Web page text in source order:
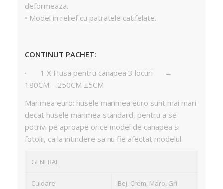
deformeaza.
• Model in relief cu patratele catifelate.
CONTINUT PACHET:
· 1 X Husa pentru canapea 3 locuri →
180CM – 250CM ±5CM
Marimea euro: husele marimea euro sunt mai mari
decat husele marimea standard, pentru a se
potrivi pe aproape orice model de canapea si
fotolii, ca la intindere sa nu fie afectat modelul.
GENERAL
Culoare
Bej, Crem, Maro, Gri